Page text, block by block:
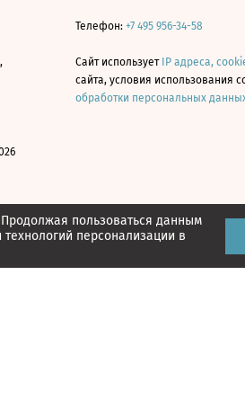
пользоваться данным
персонализации в
,
Телефон: +7 495 956-34-58
Сайт использует IP адреса,
сайта, условия использования
обработки персональных